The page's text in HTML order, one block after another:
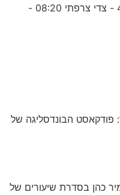
בכחול לבן. ש.ח. פבלו, אוכל וחברים 4 - צדי צרפתי 08:20 -
שידור חוזר: פודקאסט הבונדסליגה של
06:00 - 07:00 הרב זמיר כהן בסדרת שיעורים של